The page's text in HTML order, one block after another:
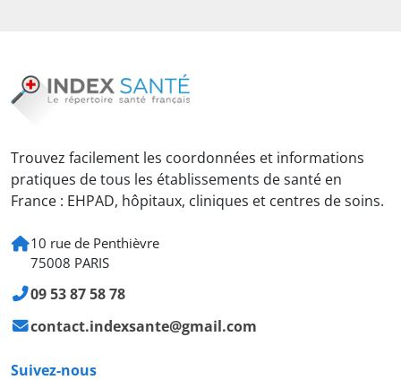
Trouvez facilement les coordonnées et informations
pratiques de tous les établissements de santé en
France : EHPAD, hôpitaux, cliniques et centres de soins.
10 rue de Penthièvre
75008 PARIS
09 53 87 58 78
contact.indexsante@gmail.com
Suivez-nous